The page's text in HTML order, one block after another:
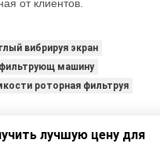
от клиентов.
вибрируя экран
фильтрующ машину
роторная фильтруя
лучшую цену для